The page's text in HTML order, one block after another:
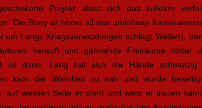
Projekt, dass sich das kollektiv
Die Story ist hinter all den ominösen
um Langs Kriegsverwicklungen schlägt Wellen),
herauf) und gähnende Freiräume hinter
ist dünn. Lang hat sich die Hände schmutzig
kam der Wahrheit zu nah und wurde
auf wessen Seite er steht und wem er trauen